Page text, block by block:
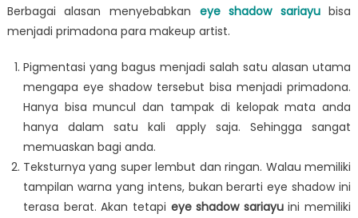
Berbagai alasan menyebabkan eye shadow sariayubisa
menjadi primadona para makeup artist.
Pigmentasi yang bagus menjadi salah satu alasan utama
mengapa eye shadow tersebut bisa menjadi primadona.
Hanya bisa muncul dan tampak di kelopak mata anda
hanya dalam satu kali apply saja. Sehingga sangat
memuaskan bagi anda.
Teksturnya yang super lembut dan ringan. Walau memiliki
tampilan warna yang intens, bukan berarti eye shadow ini
terasa berat. Akan tetapi eye shadow sariayuini memiliki